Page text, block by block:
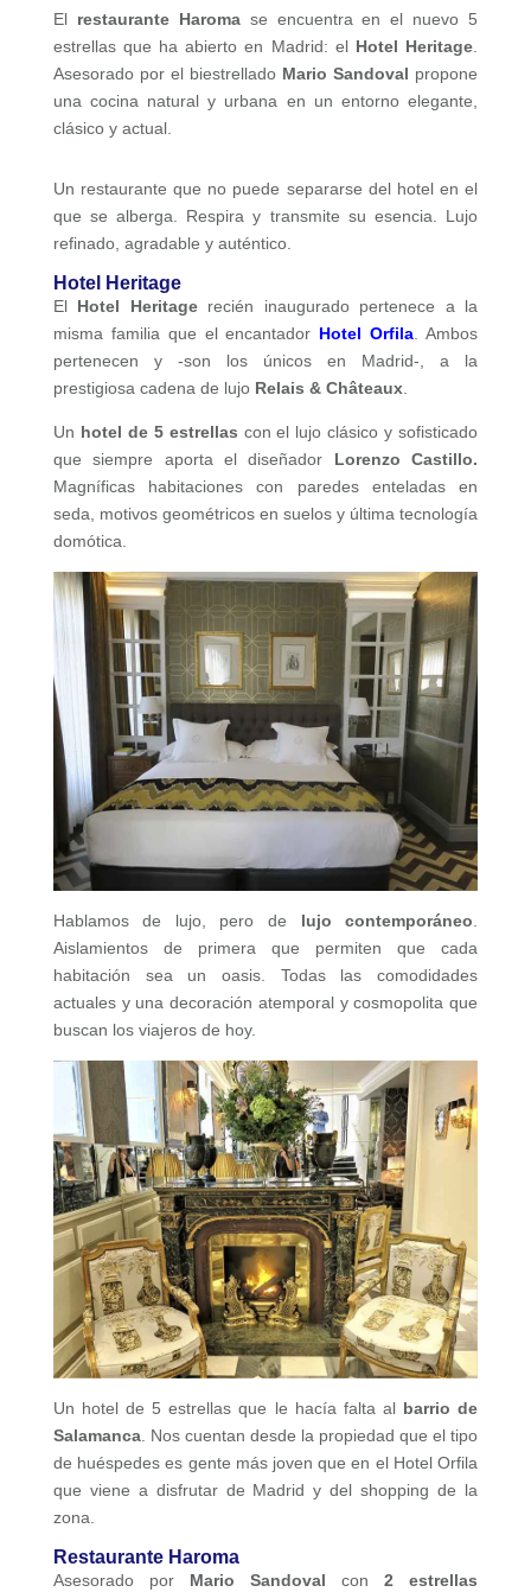
El restaurante Haromase encuentra en el nuevo 5
estrellas que ha abierto en Madrid: el Hotel Heritage
Asesorado por el biestrellado Mario Sandoval propone
una cocina natural y urbana en un entorno elegante,
clásico y actual.
Un restaurante que no puede separarse del hotel en el
que se alberga. Respira y transmite su esencia. Lujo
refinado, agradable y auténtico.
Hotel Heritage
El Hotel Heritagerecién inaugurado pertenece a la
misma familia que el encantador Hotel Orfila . Ambos
pertenecen y -son los únicos en Madrid-, a la
prestigiosa cadena de lujo Relais & Châteaux.
Un hotel de 5 estrellas con el lujo clásico y sofisticado
que siempre aporta el diseñador Lorenzo Castillo.
Magníficas habitaciones con paredes enteladas en
seda, motivos geométricos en suelos y última tecnología
domótica.
Hablamos de lujo, pero de lujo contemporáneo
Aislamientos de primera que permiten que cada
habitación sea un oasis. Todas las comodidades
actuales y una decoración atemporal y cosmopolita que
buscan los viajeros de hoy.
Un hotel de 5 estrellas que le hacía falta al barrio de
Salamanca. Nos cuentan desde la propiedad que el tipo
de huéspedes es gente más joven que en el Hotel Orfila
que viene a disfrutar de Madrid y delshopping de la
zona.
Restaurante Haroma
Asesorado por Mario Sandoval con2 estrellas